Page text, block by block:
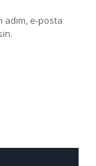
adım, e-posta